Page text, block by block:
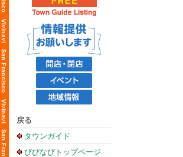
戻る
タウンガイド
びびなびトップページ